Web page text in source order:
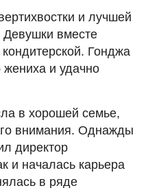
и лучшей
вместе
Гонджа
жениха и удачно
в хорошей семье,
внимания. Однажды
директор
и началась карьера
в ряде